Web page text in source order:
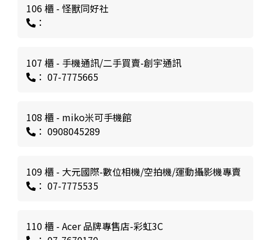
106 櫃 - 怪獸同好社
：
107 櫃 - 手機通訊/二手買賣-創宇通訊
： 07-7775665
108 櫃 - miko米可手機館
： 0908045289
109 櫃 - 大元國際-數位相機/空拍機/運動攝影機專賣
： 07-7775535
110 櫃 - Acer 品牌專售店-彩虹3C